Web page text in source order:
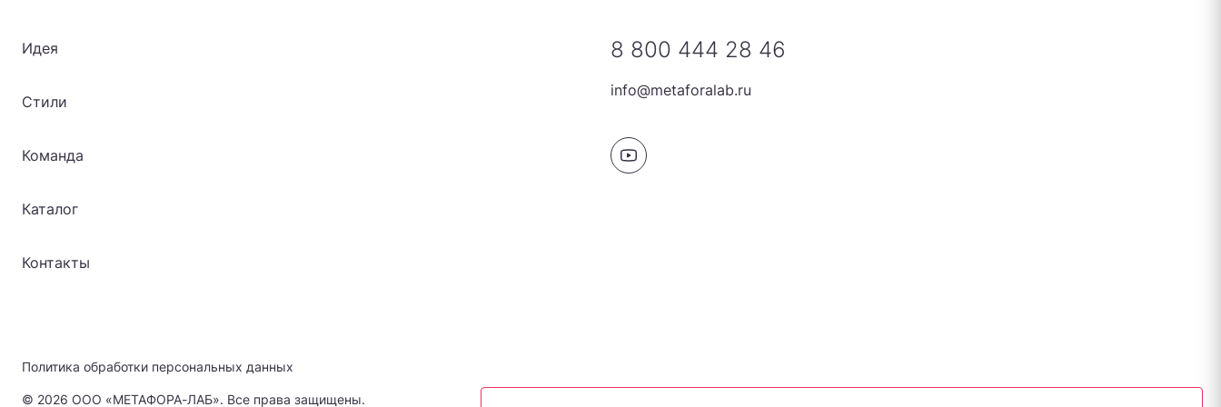
Политика обработки персональных данных
© 2026 ООО «МЕТАФОРА-ЛАБ». Все права защищены.
Идея
Стили
Команда
Каталог
Контакты
8 800 444 28 46
info@metaforalab.ru